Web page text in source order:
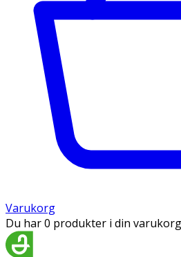
Varukorg
Du har 0 produkter i din